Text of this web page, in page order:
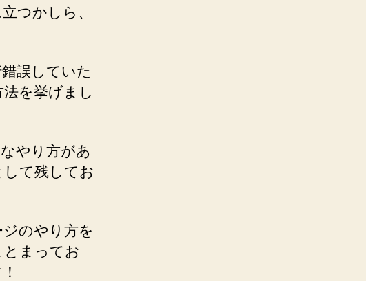
つかしら、
誤していた
を挙げまし
やり方があ
て残してお
のやり方を
まってお